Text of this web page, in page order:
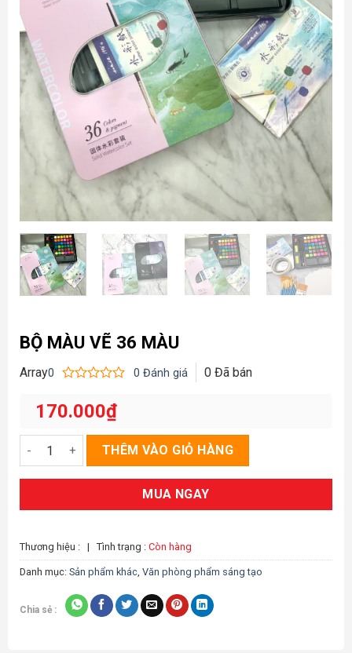
BỘ MÀU VẼ 36 MÀU
Array0
xếp
hạng
sao
0 Đánh giá 0Đã bán
170.000₫
Bộ màu vẽ 36 màu số lượngTHÊM VÀO GIỎ HÀNG
MUA NGAY
Thương hiệu : | Tình trạng : Còn hàng
Danh mục: Sản phẩm khác, Văn phòng phẩm sáng tạo
Chia sẻ :